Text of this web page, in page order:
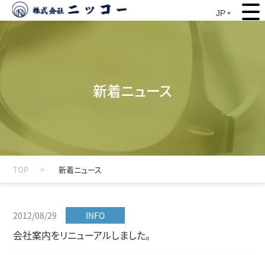
JP
新着ニュース
TOP 新着ニュース
2012/08/29 INFO
会社案内をリニューアルしました。